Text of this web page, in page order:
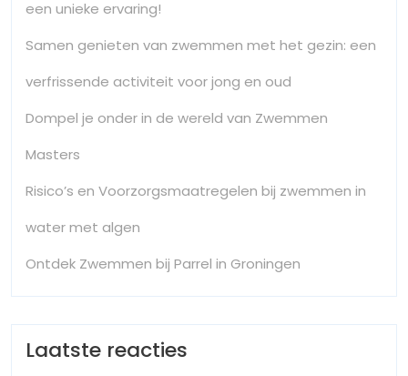
een unieke ervaring!
Samen genieten van zwemmen met het gezin: een
verfrissende activiteit voor jong en oud
Dompel je onder in de wereld van Zwemmen
Masters
Risico’s en Voorzorgsmaatregelen bij zwemmen in
water met algen
Ontdek Zwemmen bij Parrel in Groningen
Laatste reacties